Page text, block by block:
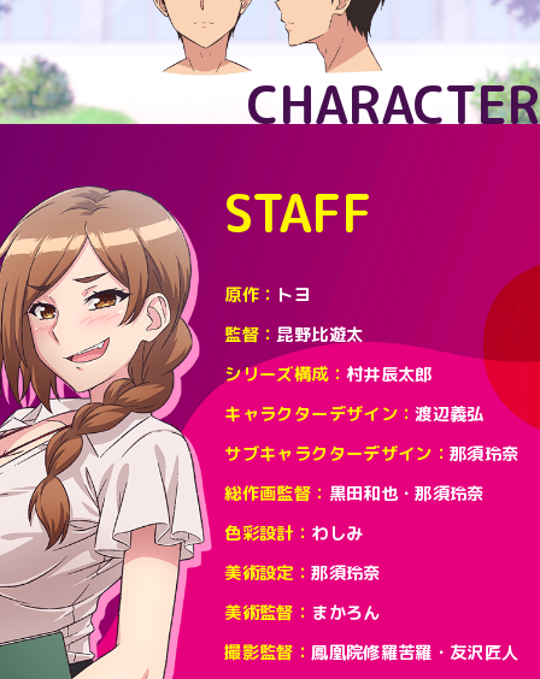
CHARACTER
STAFF
原作
トヨ
監督
昆野比遊太
シリーズ構成
村井辰太郎
キャラクターデザイン
渡辺義弘
サブキャラクターデザイン
那須玲奈
総作画監督
黒田和也・那須玲奈
色彩設計
わしみ
美術設定
那須玲奈
美術監督
まかろん
撮影監督
鳳凰院修羅苦羅・友沢匠人